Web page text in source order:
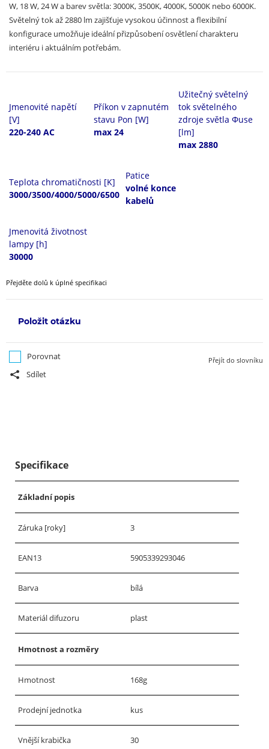
W, 18 W, 24 W a barev světla: 3000K, 3500K, 4000K, 5000K nebo 6000K.
Světelný tok až 2880 lm zajišťuje vysokou účinnost a flexibilní
konfigurace umožňuje ideální přizpůsobení osvětlení charakteru
interiéru i aktuálním potřebám.
Jmenovité napětí
[V]
220-240 AC
Příkon v zapnutém
stavu Pon [W]
max 24
Užitečný světelný
tok světelného
zdroje světla Φuse
[lm]
max 2880
Teplota chromatičnosti [K]
3000/3500/4000/5000/6500
Patice
volné konce
kabelů
Jmenovitá životnost
lampy [h]
30000
Přejděte dolů k úplné specifikaci
Položit otázku
Porovnat
Sdílet
Přejít do slovníku
Specifikace
Základní popis
Záruka [roky] 3
EAN13 5905339293046
Barva bílá
Materiál difuzoru plast
Hmotnost a rozměry
Hmotnost 168g
Prodejní jednotka kus
Vnější krabička 30